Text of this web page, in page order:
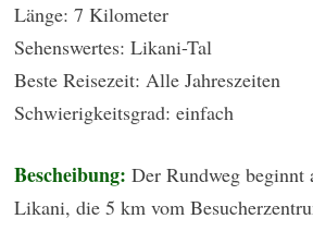
Länge: 7 Kilometer
Sehenswertes: Likani-Tal
Beste Reisezeit: Alle Jahreszeiten
Schwierigkeitsgrad: einfach
Bescheibung: Der Rundweg beginnt
Likani, die 5 km vom